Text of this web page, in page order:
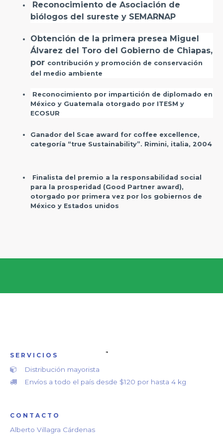
Reconocimiento de Asociación de
biólogos del sureste y SEMARNAP
Obtención de la primera presea Miguel
Álvarez del Toro del Gobierno de Chiapas,
por contribución y promoción de conservación
del medio ambiente
Reconocimiento por impartición de diplomado en
México y Guatemala otorgado por ITESM y
ECOSUR
Ganador del Scae award for coffee excellence,
categoría “true Sustainability”. Rimini, italia, 2004
Finalista del premio a la responsabilidad social
para la prosperidad (Good Partner award),
otorgado por primera vez por los gobiernos de
México y Estados unidos
SERVICIOS
Distribución mayorista
Envíos a todo el país desde $120 por hasta 4 kg
CONTACTO
Alberto Villagra Cárdenas